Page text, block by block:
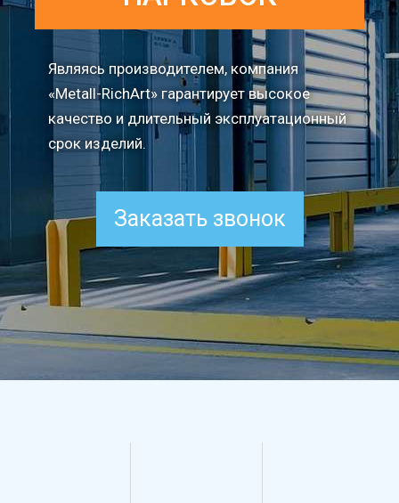
Являясь производителем, компания
«Metall-RichArt» гарантирует высокое
качество и длительный эксплуатационный
срок изделий.
Заказать звонок